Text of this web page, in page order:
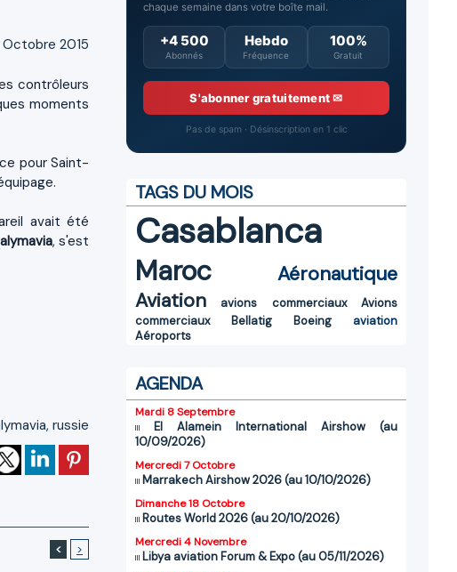
Octobre 2015
contrôleurs
moments
pour Saint-
avait été
, s'est
, russie
< >
chaque semaine dans votre boîte mail.
+4 500
Abonnés
Hebdo
Fréquence
100%
Gratuit
S'abonner gratuitement ✉
Pas de spam · Désinscription en 1 clic
TAGS DU MOIS
Casablanca
Maroc
Aéronautique
Aviation
avions commerciaux
Avions
commerciaux
Bellatig Boeing
aviation
Aéroports
AGENDA
Mardi 8 Septembre
El Alamein International Airshow (au
10/09/2026)
Mercredi 7 Octobre
Marrakech Airshow 2026 (au 10/10/2026)
Dimanche 18 Octobre
Routes World 2026 (au 20/10/2026)
Mercredi 4 Novembre
Libya aviation Forum & Expo (au 05/11/2026)